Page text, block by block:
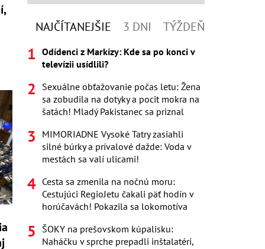
NAJČÍTANEJŠIE 3 DNI TÝŽDEŇ
Odídenci z Markízy: Kde sa po konci v
televízii usídlili?
Sexuálne obťažovanie počas letu: Žena
sa zobudila na dotyky a pocit mokra na
šatách! Mladý Pakistanec sa priznal
MIMORIADNE Vysoké Tatry zasiahli
silné búrky a prívalové dažde: Voda v
mestách sa valí ulicami!
Cesta sa zmenila na nočnú moru:
Cestujúci RegioJetu čakali päť hodín v
horúčavách! Pokazila sa lokomotíva
ŠOKY na prešovskom kúpalisku:
Naháčku v sprche prepadli inštalatéri,